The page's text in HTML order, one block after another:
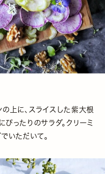
上に、スライスした紫大根
ったりのサラダ。クリーミ
いただいて。